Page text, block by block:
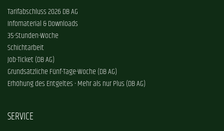
Tarifabschluss 2026 DB AG
Infomaterial & Downloads
35-Stunden-Woche
Schichtarbeit
Job-Ticket (DB AG)
Grundsätzliche Fünf-Tage-Woche (DB AG)
Erhöhung des Entgeltes - Mehr als nur Plus (DB AG)
SERVICE